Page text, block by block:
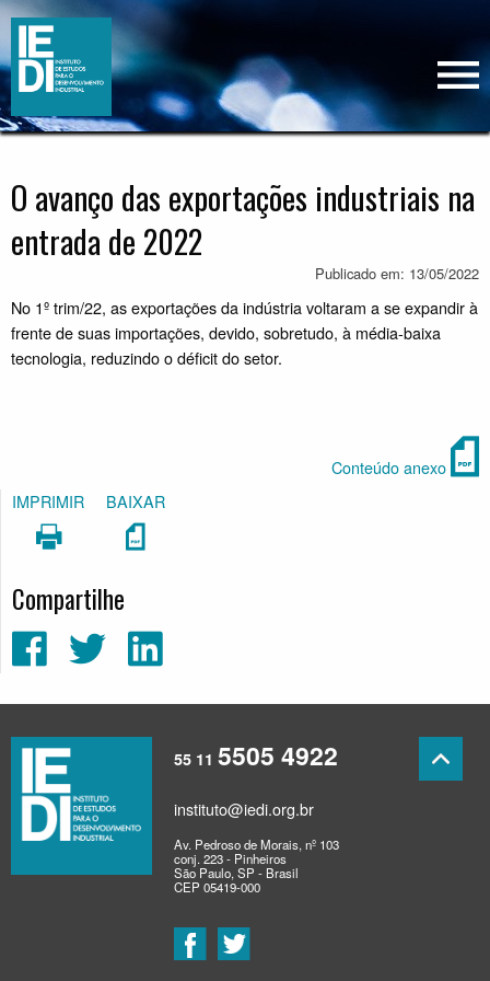
O avanço das exportações industriais na
entrada de 2022
Publicado em: 13/05/2022
No 1º trim/22, as exportações da indústria voltaram a se expandir à
frente de suas importações, devido, sobretudo, à média-baixa
tecnologia, reduzindo o déficit do setor.
Conteúdo anexo
IMPRIMIR
BAIXAR
Compartilhe
55 115505 4922
instituto@iedi.org.br
Av. Pedroso de Morais, nº 103
conj. 223 - Pinheiros
São Paulo, SP - Brasil
CEP 05419-000